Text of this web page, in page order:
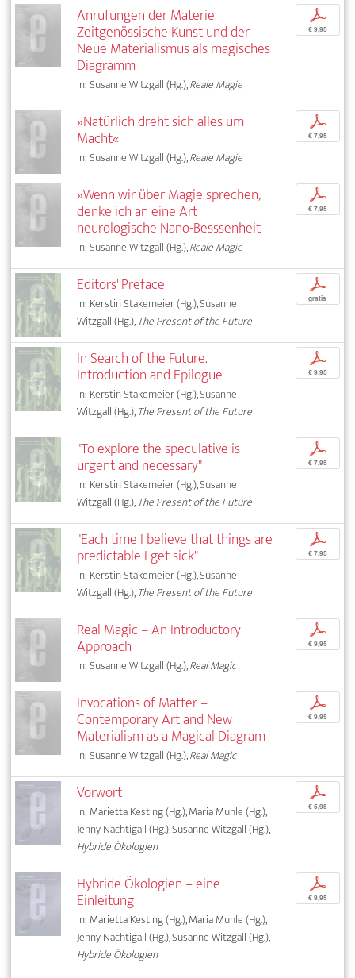
Anrufungen der Materie.
Zeitgenössische Kunst und der
Neue Materialismus als magisches
Diagramm
In: Susanne Witzgall (Hg.),Reale Magie
p
€ 9,95
»Natürlich dreht sich alles um
Macht«
In: Susanne Witzgall (Hg.),Reale Magie
p
€ 7,95
»Wenn wir über Magie sprechen,
denke ich an eine Art
neurologische Nano-Besssenheit
In: Susanne Witzgall (Hg.),Reale Magie
p
€ 7,95
Editors' Preface
In: Kerstin Stakemeier (Hg.), Susanne
Witzgall (Hg.),The Present of the Future
p
gratis
In Search of the Future.
Introduction and Epilogue
In: Kerstin Stakemeier (Hg.), Susanne
Witzgall (Hg.),The Present of the Future
p
€ 9,95
"To explore the speculative is
urgent and necessary"
In: Kerstin Stakemeier (Hg.), Susanne
Witzgall (Hg.),The Present of the Future
p
€ 7,95
"Each time I believe that things are
predictable I get sick"
In: Kerstin Stakemeier (Hg.), Susanne
Witzgall (Hg.),The Present of the Future
p
€ 7,95
Real Magic – An Introductory
Approach
In: Susanne Witzgall (Hg.),Real Magic
p
€ 9,95
Invocations of Matter –
Contemporary Art and New
Materialism as a Magical Diagram
In: Susanne Witzgall (Hg.),Real Magic
p
€ 9,95
Vorwort
In: Marietta Kesting (Hg.), Maria Muhle (Hg.),
Jenny Nachtigall (Hg.), Susanne Witzgall (Hg.),
Hybride Ökologien
p
€ 5,95
Hybride Ökologien – eine
Einleitung
In: Marietta Kesting (Hg.), Maria Muhle (Hg.),
Jenny Nachtigall (Hg.), Susanne Witzgall (Hg.),
Hybride Ökologien
p
€ 9,95